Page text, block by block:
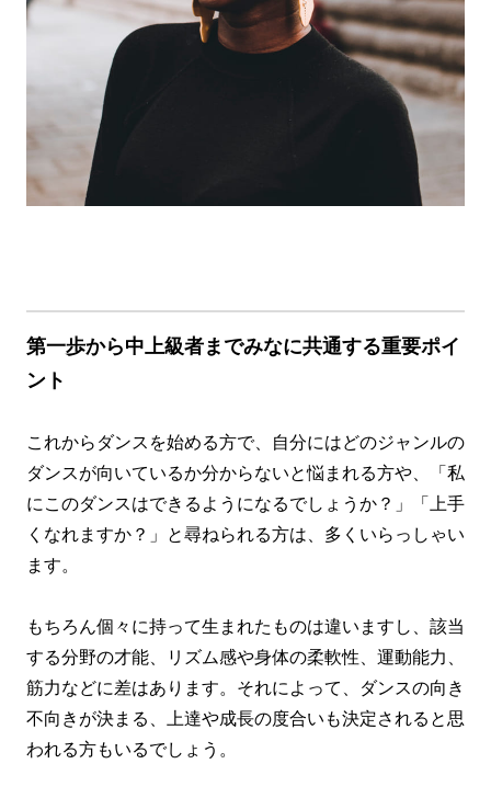
第一歩から中上級者までみなに共通する重要ポイ
ント
これからダンスを始める方で、自分にはどのジャンルの
ダンスが向いているか分からないと悩まれる方や、「 私
にこのダンスはできるようになるでしょうか？」「上手
くなれますか？」と尋ねられる方は、多くいらっしゃい
ます。
もちろん個々に持って生まれたものは違いますし、該当
する分野の才能、リズム感や身体の柔軟性、運動能力、
筋力などに差はあります。それによって、ダンスの向き
不向きが決まる、上達や成長の度合いも決定されると思
われる方もいるでしょう。